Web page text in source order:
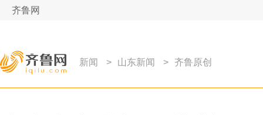
齐鲁网
新闻 > 山东新闻 > 齐鲁原创